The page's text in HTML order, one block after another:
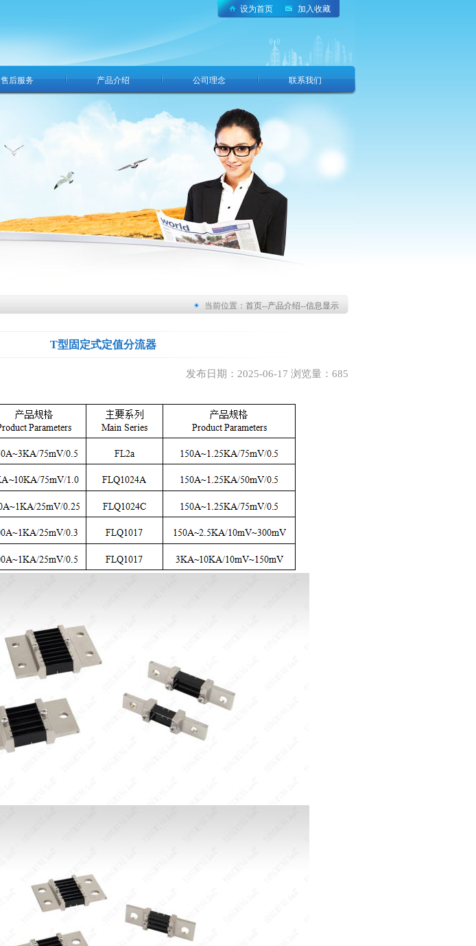
设为首页 加入收藏
售后服务 产品介绍 公司理念 联系我们
当前位置： 首页--产品介绍--信息显示
T型固定式定值分流器
发布日期：2025-06-17 浏览量：685